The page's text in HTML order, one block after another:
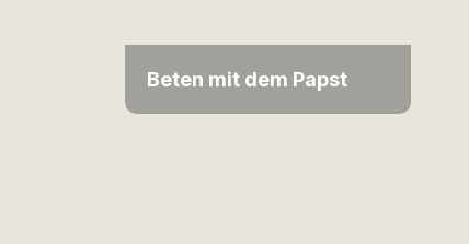
Beten mit dem Papst